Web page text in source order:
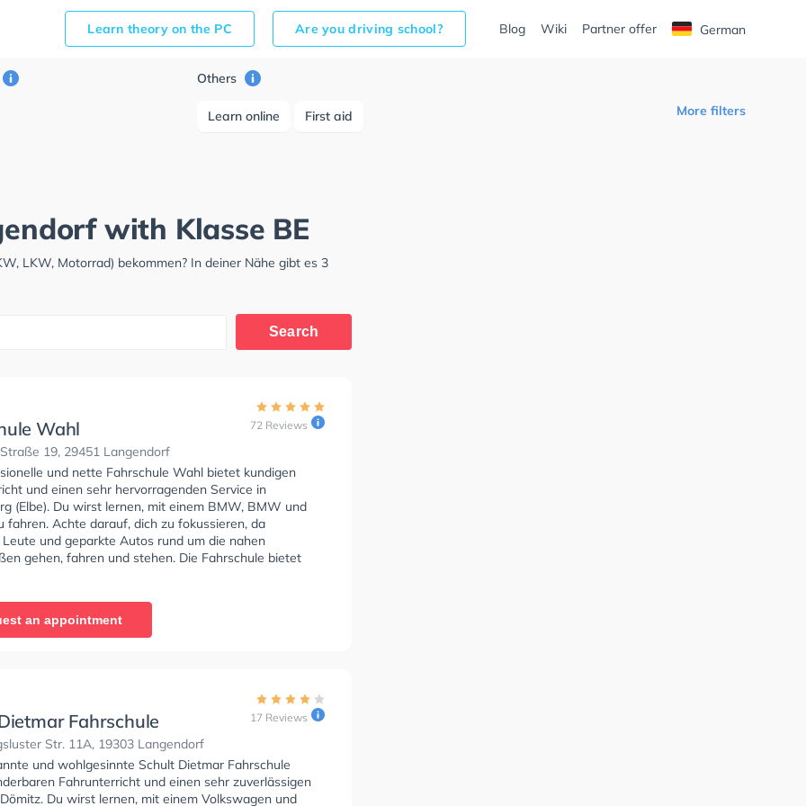
Learn theory on the PC Are you driving school? Blog Wiki Partner offer German
Others
Learn online First aid More filters
with Klasse BE
LKW, Motorrad) bekommen? In deiner Nähe gibt es 3
Search
Wahl
19, 29451 Langendorf
72 Reviews
und nette Fahrschule Wahl bietet kundigen
und einen sehr hervorragenden Service in
(Elbe). Du wirst lernen, mit einem BMW, BMW und
fahren. Achte darauf, dich zu fokussieren, da
und geparkte Autos rund um die nahen
gehen, fahren und stehen. Die Fahrschule bietet
Bedingungen um deine Klasse A1, Klasse B,
zu erhalten. Die Erste-Hilfe-Kurs in der Schule. Wir
dir auch online-theorie tests am PC zu absolvieren, um
die theoretische Prüfung.
an appointment
Fahrschule
Str. 11A, 19303 Langendorf
17 Reviews
und wohlgesinnte Schult Dietmar Fahrschule
Fahrunterricht und einen sehr zuverlässigen
Du wirst lernen, mit einem Volkswagen und